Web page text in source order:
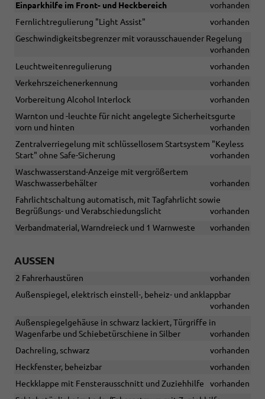
Einparkhilfe im Front- und Heckbereich
vorhanden
Fernlichtregulierung "Light Assist"
vorhanden
Geschwindigkeitsbegrenzer mit vorausschauender Regelung
vorhanden
Leuchtweitenregulierung
vorhanden
Verkehrszeichenerkennung
vorhanden
Vorbereitung Alcohol Interlock
vorhanden
Warnton und -leuchte für nicht angelegte Sicherheitsgurte
vorn und hinten
vorhanden
Zentralverriegelung mit schlüssellosem Startsystem "Keyless
Start" ohne Safe-Sicherung
vorhanden
Waschwasserstand-Anzeige mit vergrößertem
Waschwasserbehälter
vorhanden
Fahrlichtschaltung automatisch, mit Tagfahrlicht sowie
Begrüßungs- und Verabschiedungslicht
vorhanden
Verbandmaterial, Warndreieck und 1 Warnweste
vorhanden
AUSSEN
2 Fahrerhaustüren
vorhanden
Außenspiegel, elektrisch einstell-, beheiz- und anklappbar
vorhanden
Außenspiegelgehäuse in schwarz lackiert, Türgriffe in
Wagenfarbe und Schiebetürschiene in Silber
vorhanden
Dachreling, schwarz
vorhanden
Heckfenster, beheizbar
vorhanden
Heckklappe mit Fensterausschnitt und Zuziehhilfe
vorhanden